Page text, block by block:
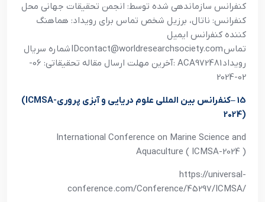
کنفرانس سازماندهي شده توسط: انجمن تحقيقات جهاني محل
کنفرانس: ناتال، برزيل شخص تماس براي رويداد: هماهنگ
کننده کنفرانس ايميل
تماسIDcontact@worldresearchsociety.comشماره سريال
رويداد: ACA972481
آخرين مهلت ارسال مقاله تحقيقاتي: 06-
02-2024
15
–کنفرانس بين المللي علوم دريايي و آبزي پروري(ICMSA-
2024)
International Conference on Marine Science and
Aquaculture ( ICMSA-2024 )
https://universal-
conference.com/Conference/45297/ICMSA/